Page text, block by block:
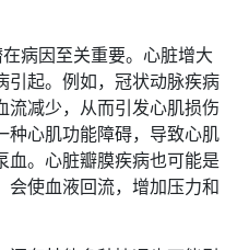
病因至关重要。心脏增大
引起。例如，冠状动脉疾病
流减少，从而引发心肌损伤
种心肌功能障碍，导致心肌
血。心脏瓣膜疾病也可能是
会使血液回流，增加压力和